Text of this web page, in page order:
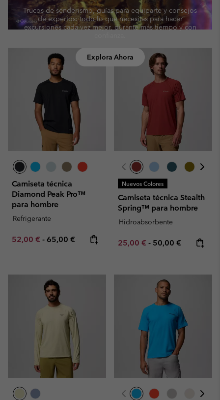
Trucos de senderismo, guías para equiparte y consejos
de expertos: todo lo que necesitas para hacer
excursiones cada vez mejor, durante más tiempo y con
Explora Ahora
Camiseta técnica
Diamond Peak Pro™
para hombre
Refrigerante
Minimum sale price:
52,00 € - Maximum price:
65,00 €
Nuevos Colores
Camiseta técnica Stealth
Spring™ para hombre
Hidroabsorbente
Minimum sale price:
25,00 € - Maximum price:
50,00 €